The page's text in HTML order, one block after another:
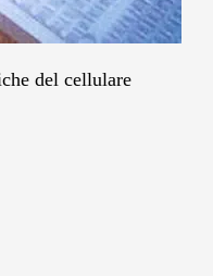
del cellulare